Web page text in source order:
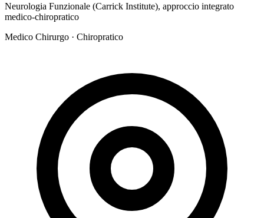
Neurologia Funzionale (Carrick Institute), approccio integrato
medico-chiropratico
Medico Chirurgo · Chiropratico